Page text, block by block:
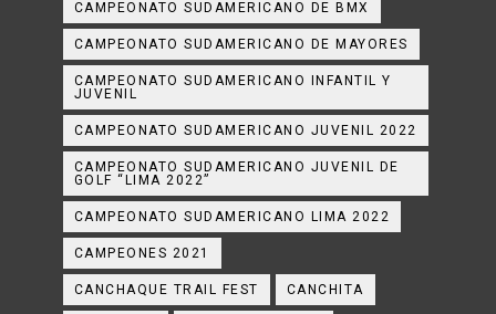
CAMPEONATO SUDAMERICANO DE BMX
CAMPEONATO SUDAMERICANO DE MAYORES
CAMPEONATO SUDAMERICANO INFANTIL Y
JUVENIL
CAMPEONATO SUDAMERICANO JUVENIL 2022
CAMPEONATO SUDAMERICANO JUVENIL DE
GOLF “LIMA 2022”
CAMPEONATO SUDAMERICANO LIMA 2022
CAMPEONES 2021
CANCHAQUE TRAIL FEST CANCHITA